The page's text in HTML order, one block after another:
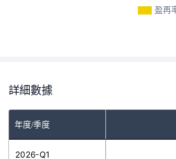
盈再
詳細數據
年度/季度
2026-Q1